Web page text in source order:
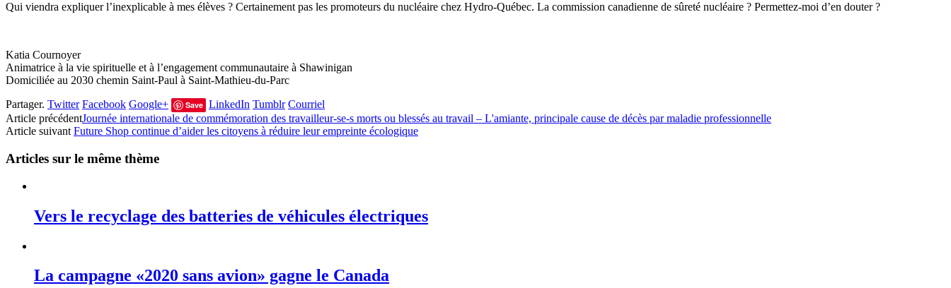
Qui viendra expliquer l’inexplicable à mes élèves ? Certainement pas les promoteurs du nucléaire chez Hydro-Québec. La commission canadienne de sûreté nucléaire ? Permettez-moi d’en douter ?
Katia Cournoyer
Animatrice à la vie spirituelle et à l’engagement communautaire à Shawinigan
Domiciliée au 2030 chemin Saint-Paul à Saint-Mathieu-du-Parc
Partager. Twitter Facebook Google+ Save LinkedIn Tumblr Courriel
Article précédentJournée internationale de commémoration des travailleur-se-s morts ou blessés au travail – L'amiante, principale cause de décès par maladie professionnelle
Article suivant Future Shop continue d’aider les citoyens à réduire leur empreinte écologique
Articles sur le même thème
Vers le recyclage des batteries de véhicules électriques
La campagne «2020 sans avion» gagne le Canada